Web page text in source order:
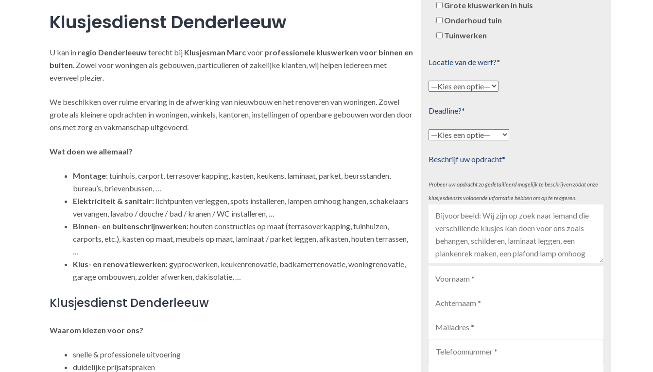
Klusjesdienst Denderleeuw
U kan in regio Denderleeuwterecht bij Klusjesman Marcvoor professionele kluswerken voor binnen en
buiten . Zowel voor woningen als gebouwen, particulieren of zakelijke klanten, wij helpen iedereen met
evenveel plezier.
We beschikken over ruime ervaring in de afwerking van nieuwbouw en het renoveren van woningen. Zowel
grote als kleinere opdrachten in woningen, winkels, kantoren, instellingen of openbare gebouwen worden door
ons met zorg en vakmanschap uitgevoerd.
Wat doen we allemaal?
Montage: tuinhuis, carport, terrasoverkapping, kasten, keukens, laminaat, parket, beursstanden,
bureau’s, brievenbussen, …
Elektriciteit & sanitair: lichtpunten verleggen, spots installeren, lampen omhoog hangen, schakelaars
vervangen, lavabo / douche / bad / kranen / WC installeren, …
Binnen- en buitenschrijnwerken:houten constructies op maat (terrasoverkapping, tuinhuizen,
carports, etc.), kasten op maat, meubels op maat, laminaat / parket leggen, afkasten, houten terrassen,
Klus- en renovatiewerken:gyprocwerken, keukenrenovatie, badkamerrenovatie, woningrenovatie,
garage ombouwen, zolder afwerken, dakisolatie, …
Klusjesdienst Denderleeuw
Waarom kiezen voor ons?
snelle & professionele uitvoering
duidelijke prijsafspraken
Grote kluswerken in huis
Onderhoud tuin
Tuinwerken
Locatie van de werf?*
Deadline?*
Beschrijf uw opdracht*
Probeer uw opdracht zo gedetailleerd mogelijk te beschrijven zodat onze
klusjesdiensts voldoende informatie hebben om op te reageren.